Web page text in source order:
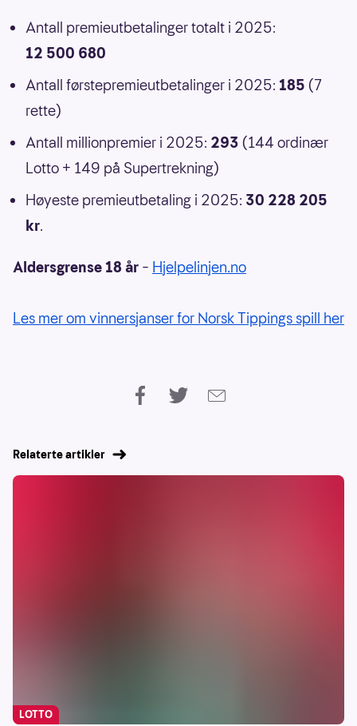
Antall premieutbetalinger totalt i 2025:
12 500 680
Antall førstepremieutbetalinger i 2025: 185 (7
rette)
Antall millionpremier i 2025: 293 (144 ordinær
Lotto + 149 på Supertrekning)
Høyeste premieutbetaling i 2025: 30 228 205
kr.
Aldersgrense 18 år – Hjelpelinjen.no
Les mer om vinnersjanser for Norsk Tippings spill her
Relaterte artikler
LOTTO